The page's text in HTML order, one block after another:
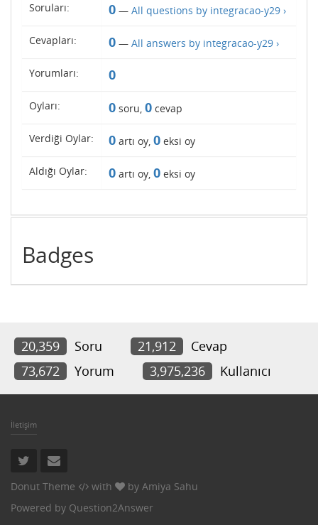
Soruları: 0 — All questions by integracao-y29 ›
Cevapları: 0 — All answers by integracao-y29 ›
Yorumları: 0
Oyları: 0 soru, 0 cevap
Verdiği Oylar: 0 artı oy, 0 eksi oy
Aldığı Oylar: 0 artı oy, 0 eksi oy
Badges
20,359 Soru 21,912
Cevap
73,672
Yorum 3,975,236 Kullanıcı
İletişim
Donut Theme with by Amiya Sahu
Powered by Question2Answer